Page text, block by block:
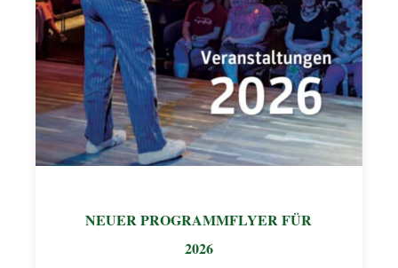
NEUER PROGRAMMFLYER FÜR
2026